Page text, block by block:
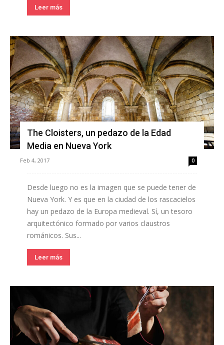
Leer más
The Cloisters, un pedazo de la Edad
Media en Nueva York
Feb 4, 2017 0
Desde luego no es la imagen que se puede tener de
Nueva York. Y es que en la ciudad de los rascacielos
hay un pedazo de la Europa medieval. Sí, un tesoro
arquitectónico formado por varios claustros
románicos. Sus...
Leer más